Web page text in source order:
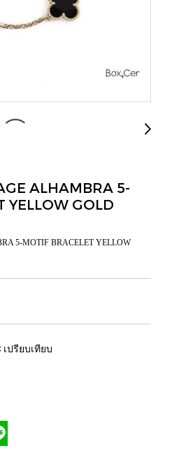
ALHAMBRA 5-
YELLOW GOLD
5-MOTIF BRACELET YELLOW
เปรียบเทียบ